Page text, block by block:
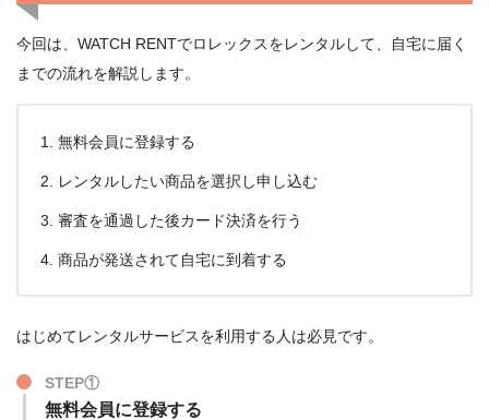
今回は、WATCH RENTでロレックスをレンタルして、自宅に届く
までの流れを解説します。
無料会員に登録する
レンタルしたい商品を選択し申し込む
審査を通過した後カード決済を行う
商品が発送されて自宅に到着する
はじめてレンタルサービスを利用する人は必見です。
STEP①
無料会員に登録する